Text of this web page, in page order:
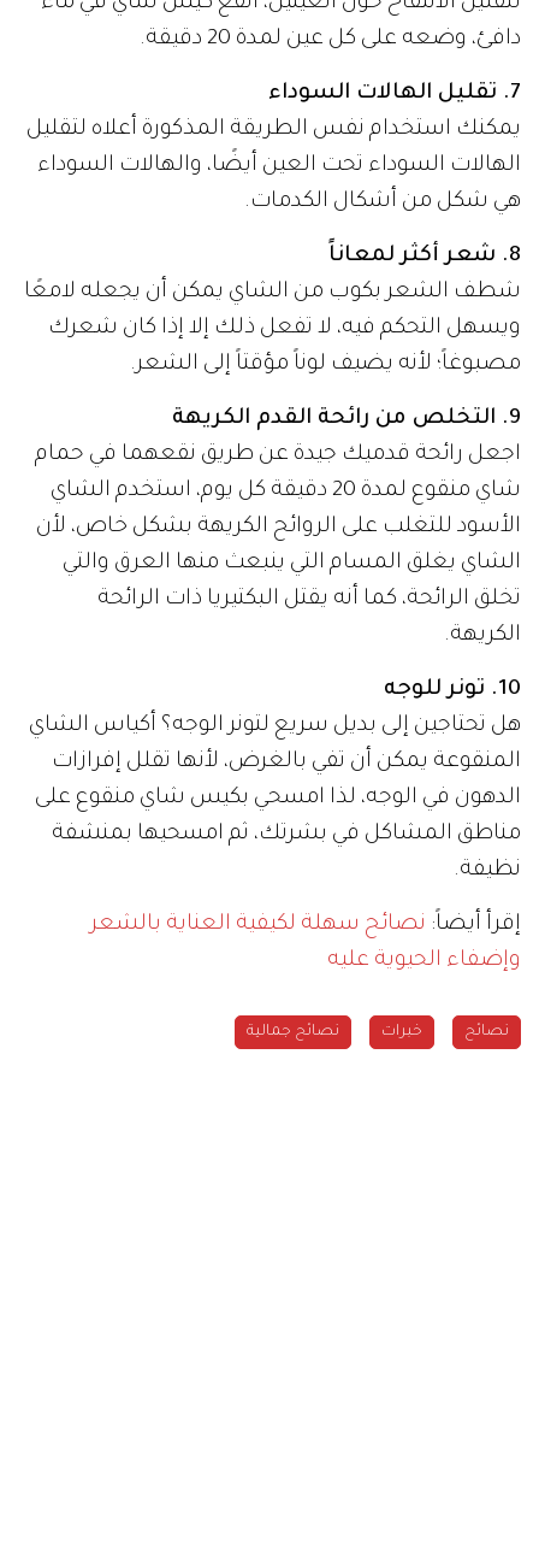
دافئ، وضعه على كل عين لمدة 20 دقيقة.
7. تقليل الهالات السوداء
يمكنك استخدام نفس الطريقة المذكورة أعلاه لتقليل
الهالات السوداء تحت العين أيضًا، والهالات السوداء
هي شكل من أشكال الكدمات.
8. شعر أكثر لمعاناً
شطف الشعر بكوب من الشاي يمكن أن يجعله لامعًا
ويسهل التحكم فيه، لا تفعل ذلك إلا إذا كان شعرك
مصبوغاً؛ لأنه يضيف لوناً مؤقتاً إلى الشعر.
9. التخلص من رائحة القدم الكريهة
اجعل رائحة قدميك جيدة عن طريق نقعهما في حمام
شاي منقوع لمدة 20 دقيقة كل يوم، استخدم الشاي
الأسود للتغلب على الروائح الكريهة بشكل خاص، لأن
الشاي يغلق المسام التي ينبعث منها العرق والتي
تخلق الرائحة، كما أنه يقتل البكتيريا ذات الرائحة
الكريهة.
10. تونر للوجه
هل تحتاجين إلى بديل سريع لتونر الوجه؟ أكياس الشاي
المنقوعة يمكن أن تفي بالغرض، لأنها تقلل إفرازات
الدهون في الوجه، لذا امسحي بكيس شاي منقوع على
مناطق المشاكل في بشرتك، ثم امسحيها بمنشفة
نظيفة.
إقرأ أيضاً: نصائح سهلة لكيفية العناية بالشعر
وإضفاء الحيوية عليه
نصائح خبرات نصائح جمالية